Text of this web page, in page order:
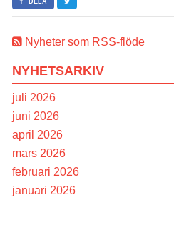
Nyheter som RSS-flöde
NYHETSARKIV
juli 2026
juni 2026
april 2026
mars 2026
februari 2026
januari 2026